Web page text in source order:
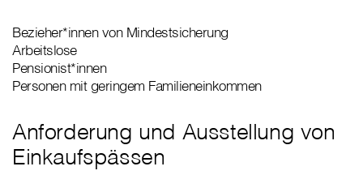
Bezieher*innen von Mindestsicherung
Arbeitslose
Pensionist*innen
Personen mit geringem Familieneinkommen
Anforderung und Ausstellung von
Einkaufspässen